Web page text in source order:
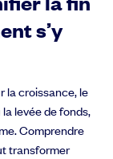
s’y
la croissance, le
levée de fonds,
Comprendre
transformer